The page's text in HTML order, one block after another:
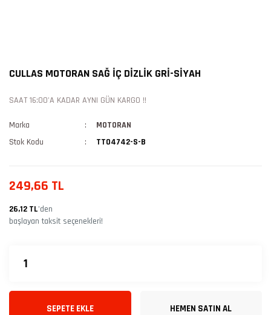
CULLAS MOTORAN SAĞ İÇ DİZLİK GRİ-SİYAH
SAAT 16:00'A KADAR AYNI GÜN KARGO !!
Marka
MOTORAN
Stok Kodu
TT04742-S-B
249,66 TL
26,12 TL’den
başlayan taksit seçenekleri!
SEPETE EKLE HEMEN SATIN AL